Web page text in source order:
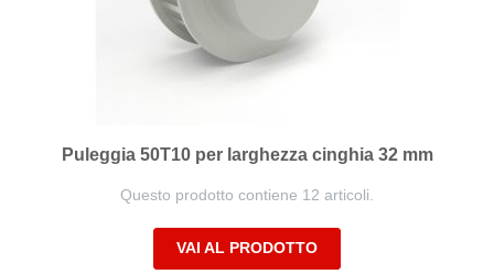
Puleggia 50T10 per larghezza cinghia 32 mm
Questo prodotto contiene 12 articoli.
VAI AL PRODOTTO